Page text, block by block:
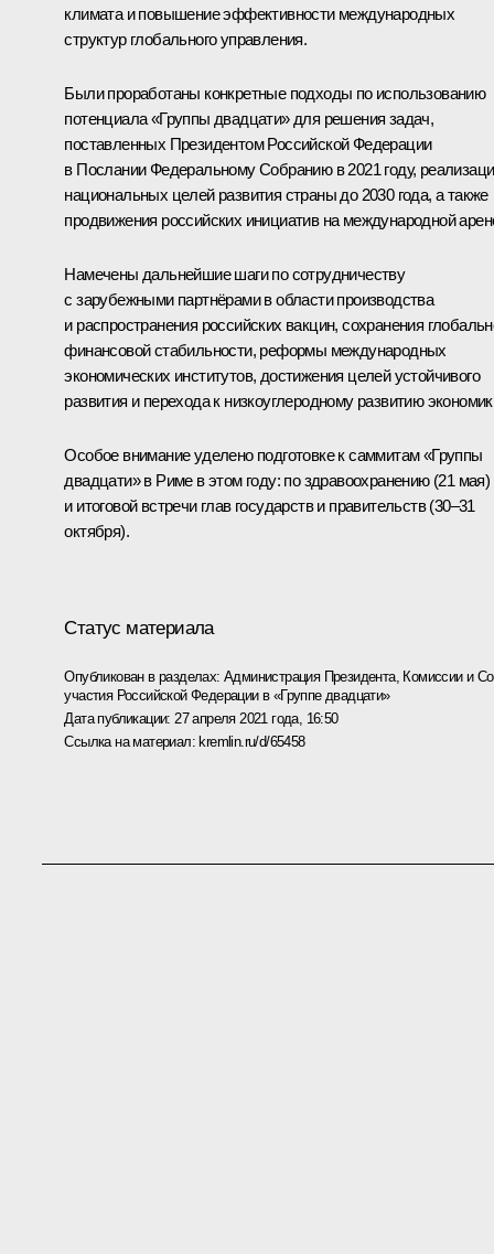
климата и повышение эффективности международных
структур глобального управления.
Были проработаны конкретные подходы по использованию
потенциала «Группы двадцати» для решения задач,
поставленных Президентом Российской Федерации
в ПосланииФедеральному Собранию в 2021 году,
национальных целей развития страны до 2030 года, а также
продвижения российских инициатив на международной
Намечены дальнейшие шаги по сотрудничеству
с зарубежными партнёрами в области производства
и распространения российских вакцин, сохранения
финансовой стабильности, реформы международных
экономических институтов, достижения целей устойчивого
развития и перехода к низкоуглеродному развитию
Особое внимание уделено подготовке к саммитам «Группы
двадцати» в Риме в этом году: по здравоохранению (21 мая)
и итоговой встречи глав государств и правительств (30–31
октября).
Статус материала
Опубликован в разделах: Администрация Президента, Комиссии и
участия Российской Федерации в «Группе двадцати»
Дата публикации: 27 апреля 2021 года, 16:50
Ссылка на материал:kremlin.ru/d/65458